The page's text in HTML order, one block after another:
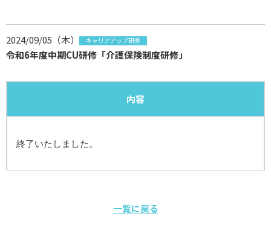
2024/09/05（木） キャリアアップ研修
令和6年度中期CU研修「介護保険制度研修」
内容
終了いたしました。
一覧に戻る